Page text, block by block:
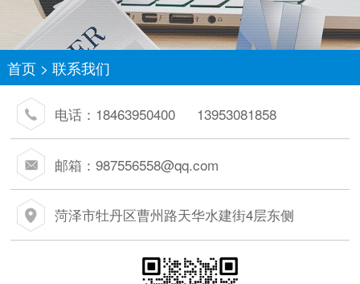
首页> 联系我们
电话：18463950400 13953081858
邮箱：987556558@qq.com
菏泽市牡丹区曹州路天华水建街4层东侧